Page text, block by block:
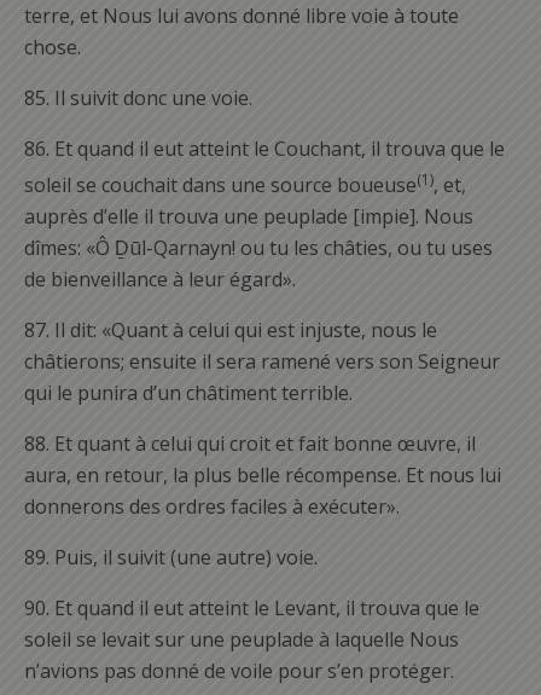
terre, et Nous lui avons donné libre voie à toute
chose.
85. Il suivit donc une voie.
86. Et quand il eut atteint le Couchant, il trouva que le
soleil se couchait dans une source boueuse(1), et,
auprès d’elle il trouva une peuplade [impie]. Nous
dîmes: «Ô Ḏūl-Qarnayn! ou tu les châties, ou tu uses
de bienveillance à leur égard».
87. Il dit: «Quant à celui qui est injuste, nous le
châtierons; ensuite il sera ramené vers son Seigneur
qui le punira d’un châtiment terrible.
88. Et quant à celui qui croit et fait bonne œuvre, il
aura, en retour, la plus belle récompense. Et nous lui
donnerons des ordres faciles à exécuter».
89. Puis, il suivit (une autre) voie.
90. Et quand il eut atteint le Levant, il trouva que le
soleil se levait sur une peuplade à laquelle Nous
n’avions pas donné de voile pour s’en protéger.